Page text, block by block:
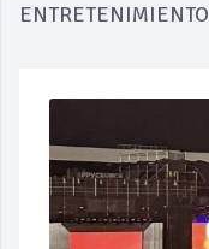
ENTRETENIMIENTO